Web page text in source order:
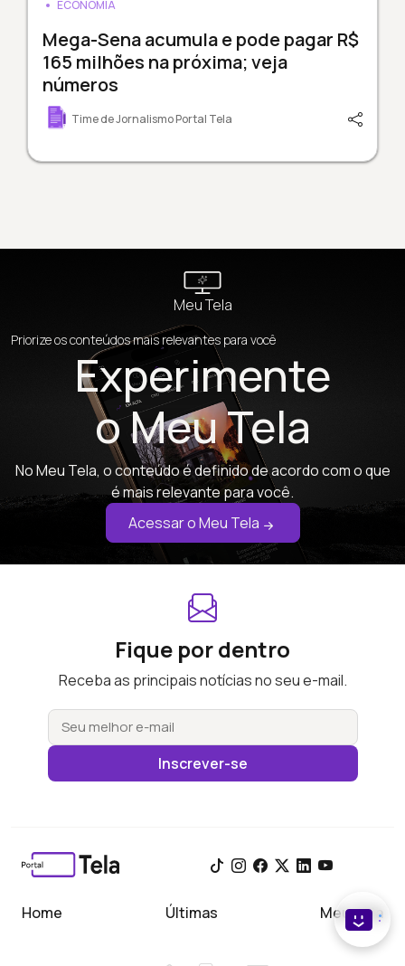
ECONOMIA
Mega-Sena acumula e pode pagar R$
165 milhões na próxima; veja
números
Time de Jornalismo Portal Tela
Meu Tela
Priorize os conteúdos mais relevantes para você
Experimente
o Meu Tela
No Meu Tela, o conteúdo é definido de acordo com o que
é mais relevante para você.
Acessar o Meu Tela
Fique por dentro
Receba as principais notícias no seu e-mail.
Inscrever-se
Home Últimas Meu Tela